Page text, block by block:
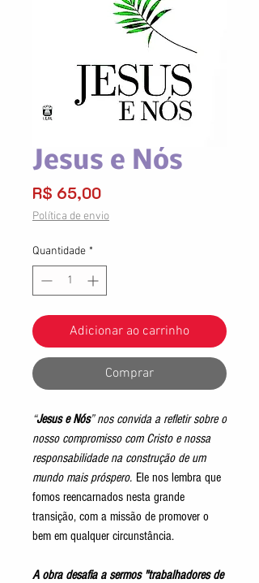
Jesus e Nós
R$ 65,00Preço
Política de envio
Quantidade *
Adicionar ao carrinho
Comprar
“Jesus e Nós” nos convida a refletir sobre o
nosso compromisso com Cristo e nossa
responsabilidade na construção de um
mundo mais próspero. Ele nos lembra que
fomos reencarnados nesta grande
transição, com a missão de promover o
bem em qualquer circunstância.
A obra desafia a sermos "trabalhadores de